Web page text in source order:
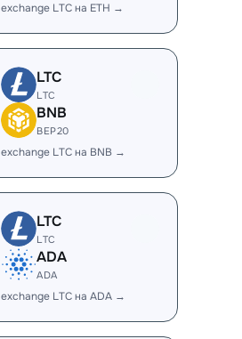
exchange LTC на ETH →
LTC
LTC
BNB
BEP20
exchange LTC на BNB →
LTC
LTC
ADA
ADA
exchange LTC на ADA →